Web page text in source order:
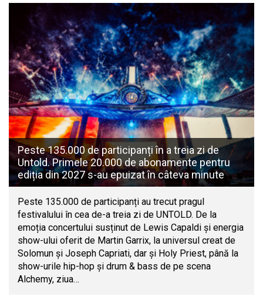
Peste 135.000 de participanți în a treia zi de
Untold. Primele 20.000 de abonamente pentru
ediția din 2027 s-au epuizat în câteva minute
Peste 135.000 de participanți au trecut pragul
festivalului în cea de-a treia zi de UNTOLD. De la
emoția concertului susținut de Lewis Capaldi și energia
show-ului oferit de Martin Garrix, la universul creat de
Solomun și Joseph Capriati, dar și Holy Priest, până la
show-urile hip-hop și drum & bass de pe scena
Alchemy, ziua…